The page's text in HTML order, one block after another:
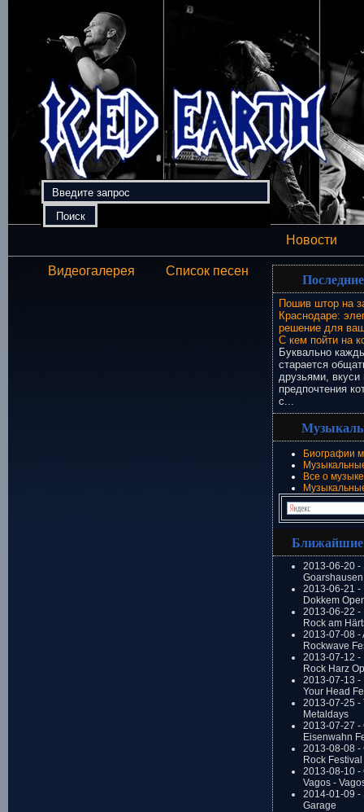
Новости
Видеогалерея Список песен
Пошив штор на
Краснодаре:
решение для
С кем пойти на
Буквально
старается
друзьями, вкуси
предпочтения
с...
Биографии
Все о музыке
2013-06-20 -
2013-06-21 -
Dokkem
2013-06-22 -
Rock am
2013-07-08 -
Rockwave
2013-07-12 -
Rock Harz
2013-07-13 -
Your Head
2013-07-25 -
Metaldays
2013-07-27 -
Eisenwahn
2013-08-08 -
Rock Festival
2013-08-10 -
Vagos -
2014-01-09 -
Garage